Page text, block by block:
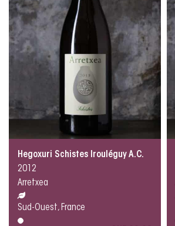
Hegoxuri Schistes Irouléguy A.C.
2012
Arretxea
Sud-Ouest, France